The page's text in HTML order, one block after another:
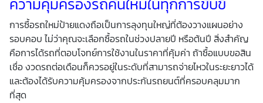
การซื้อรถใหม่ป้ายแดงถือเป็นการลุงทุนใหญ่ที่ต้องวางแผนอย่าง
รอบคอบ ไม่ว่าคุณจะเลือกซื้อรถในช่วงปลายปี หรือต้นปี สิ่งสำคัญ
คือการได้รถที่ตอบโจทย์การใช้งานในราคาที่คุ้มค่า ถ้าซื้อแบบขอสิน
เชื่อ งวดรถต่อเดือนก็ควรอยู่ในระดับที่สามารถจ่ายไหวในระยะยาวได้
และต้องได้รับความคุ้มครองจากประกันรถยนต์ที่ครอบคลุมมาก
ที่สุด